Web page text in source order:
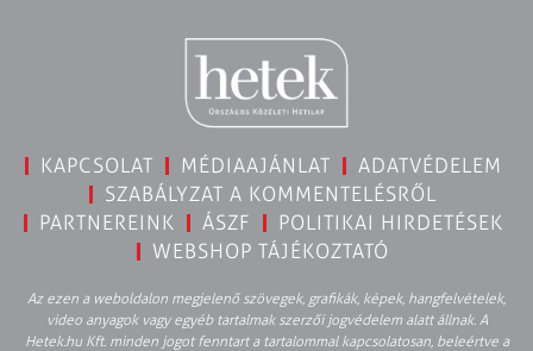
KAPCSOLAT MÉDIAAJÁNLAT
ADATVÉDELEM
SZABÁLYZAT A KOMMENTELÉSRŐL
PARTNEREINK
ÁSZF
POLITIKAI HIRDETÉSEK
WEBSHOP TÁJÉKOZTATÓ
Az ezen a weboldalon megjelenő szövegek, grafikák, képek, hangfelvételek,
video anyagok vagy egyéb tartalmak szerzői jogvédelem alatt állnak. A
Hetek.hu Kft. minden jogot fenntart a tartalommal kapcsolatosan, beleértve a